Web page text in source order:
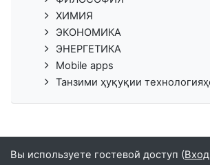
ХИМИЯ
ЭКОНОМИКА
ЭНЕРГЕТИКА
Mobile apps
Танзими ҳуқуқии
Вы используете гостевой доступ (Вход